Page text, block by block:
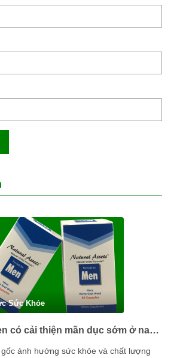
Sức Khỏe
Formula For Men có cải thiện mãn dục sớm ở nam giới được không?
ảnh hưởng sức khỏe và chất lượng